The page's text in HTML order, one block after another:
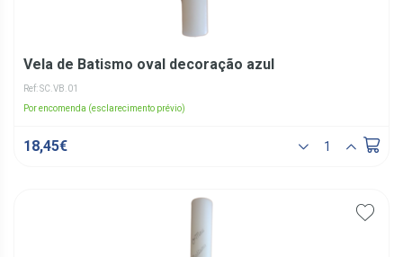
Vela de Batismo oval decoração azul
Ref: SC.VB.01
Por encomenda (esclarecimento prévio)
18,45€